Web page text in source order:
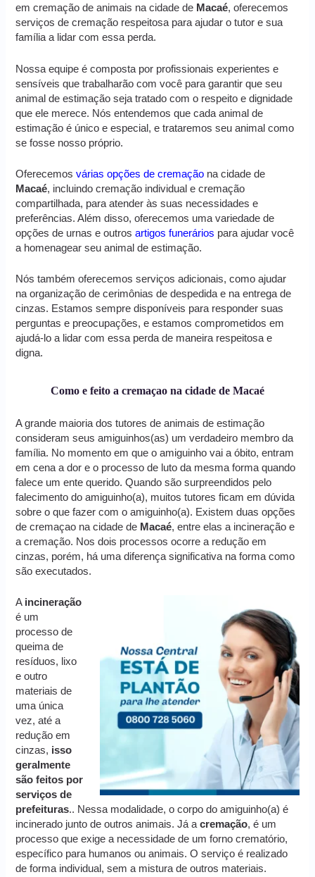
em cremação de animais na cidade de Macaé, oferecemos
serviços de cremação respeitosa para ajudar o tutor e sua
família a lidar com essa perda.
Nossa equipe é composta por profissionais experientes e
sensíveis que trabalharão com você para garantir que seu
animal de estimação seja tratado com o respeito e dignidade
que ele merece. Nós entendemos que cada animal de
estimação é único e especial, e trataremos seu animal como
se fosse nosso próprio.
Oferecemosvárias opções de cremação na cidade de
Macaé, incluindo cremação individual e cremação
compartilhada, para atender às suas necessidades e
preferências. Além disso, oferecemos uma variedade de
opções de urnas e outrosartigos funerários para ajudar você
a homenagear seu animal de estimação.
Nós também oferecemos serviços adicionais, como ajudar
na organização de cerimônias de despedida e na entrega de
cinzas. Estamos sempre disponíveis para responder suas
perguntas e preocupações, e estamos comprometidos em
ajudá-lo a lidar com essa perda de maneira respeitosa e
digna.
Como e feito a cremaçao na cidade de Macaé
A grande maioria dos tutores de animais de estimação
consideram seus amiguinhos(as) um verdadeiro membro da
família. No momento em que o amiguinho vai a óbito, entram
em cena a dor e o processo de luto da mesma forma quando
falece um ente querido. Quando são surpreendidos pelo
falecimento do amiguinho(a), muitos tutores ficam em dúvida
sobre o que fazer com o amiguinho(a). Existem duas opções
de cremaçao na cidade de Macaé, entre elas a incineração e
a cremação. Nos dois processos ocorre a redução em
cinzas, porém, há uma diferença significativa na forma como
são executados.
A incineração
é um
processo de
queima de
resíduos, lixo
e outro
materiais de
uma única
vez, até a
redução em
cinzas, isso
geralmente
são feitos por
serviços de
prefeituras.. Nessa modalidade, o corpo do amiguinho(a) é
incinerado junto de outros animais. Já acremação, é um
processo que exige a necessidade de um forno crematório,
específico para humanos ou animais. O serviço é realizado
de forma individual, sem a mistura de outros materiais.